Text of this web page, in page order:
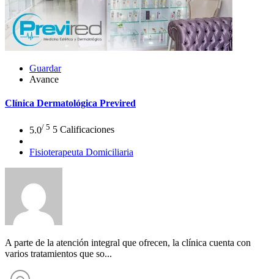
Guardar
Avance
Clínica Dermatológica Previred
5.0/ 5 5 Calificaciones
Fisioterapeuta Domiciliaria
A parte de la atención integral que ofrecen, la clínica cuenta con
varios tratamientos que so...